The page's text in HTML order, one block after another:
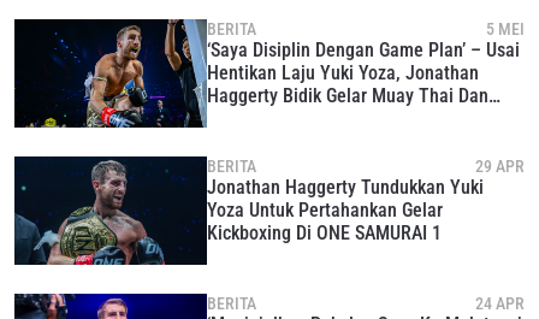
BERITA 5 MEI
‘Saya Disiplin Dengan Game Plan’ – Usai
Hentikan Laju Yuki Yoza, Jonathan
Haggerty Bidik Gelar Muay Thai Dan
BERITA 29 APR
Jonathan Haggerty Tundukkan Yuki
Yoza Untuk Pertahankan Gelar
Kickboxing Di ONE SAMURAI 1
BERITA 24 APR